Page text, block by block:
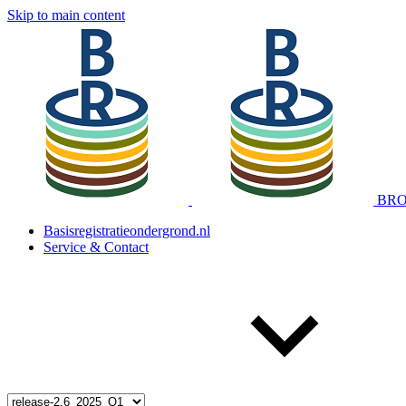
Skip to main content
Basisregistratieondergrond.nl
Service & Contact